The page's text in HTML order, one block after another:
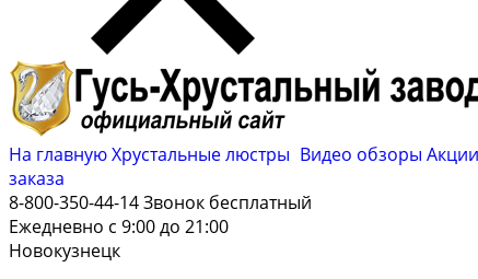
На главнуюХрустальные люстры Видео обзоры Акции
заказа
8-800-350-44-14Звонок бесплатный
Ежедневно с 9:00 до 21:00
Новокузнецк